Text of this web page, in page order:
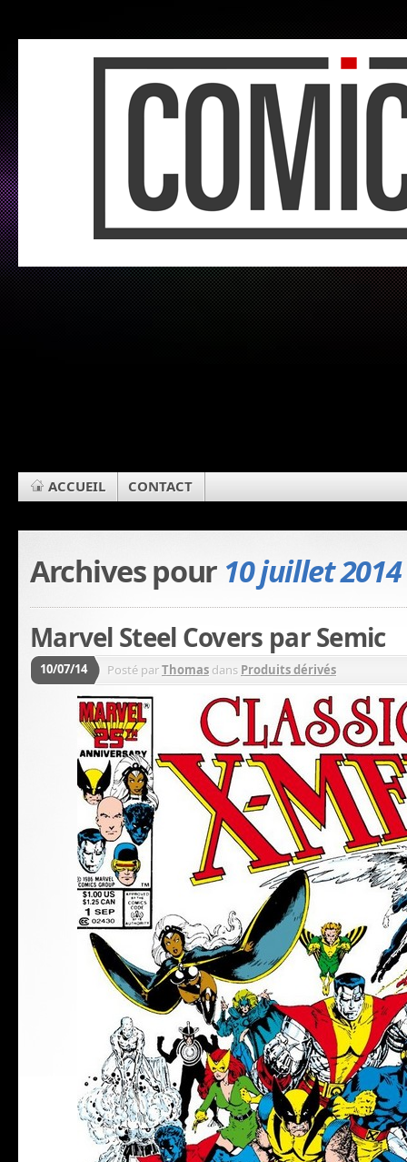
ACCUEIL CONTACT
Archives pour 10 juillet 2014
Marvel Steel Covers par Semic
10/07/14 Posté parThomas dans Produits dérivés